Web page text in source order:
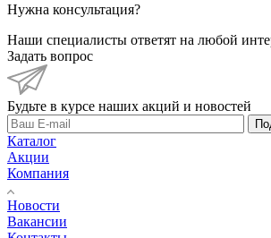
Нужна консультация?
Наши специалисты ответят на любой
Задать вопрос
Будьте в курсе наших акций и новостей
Каталог
Акции
Компания
Новости
Вакансии